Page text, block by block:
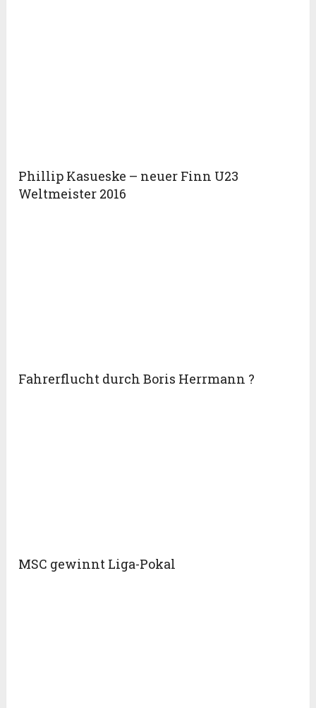
Phillip Kasueske – neuer Finn U23
Weltmeister 2016
Fahrerflucht durch Boris Herrmann ?
MSC gewinnt Liga-Pokal